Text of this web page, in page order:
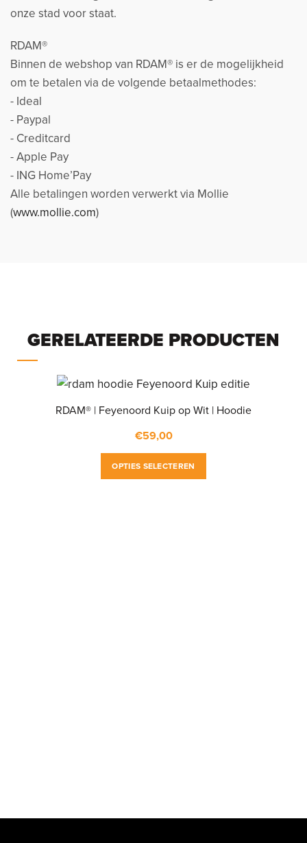
onze stad voor staat.
RDAM®
Binnen de webshop van RDAM® is er de mogelijkheid
om te betalen via de volgende betaalmethodes:
- Ideal
- Paypal
- Creditcard
- Apple Pay
- ING Home’Pay
Alle betalingen worden verwerkt via Mollie
(www.mollie.com)
GERELATEERDE PRODUCTEN
RDAM® | Feyenoord Kuip op Wit | Hoodie
€59,00
OPTIES SELECTEREN
product